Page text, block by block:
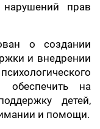
нарушений прав
о создании
и внедрении
обеспечить на
детей,
и помощи.